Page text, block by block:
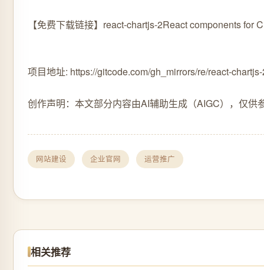
【免费下载链接】react-chartjs-2React components for
项目地址: https://gitcode.com/gh_mirrors/re/react-
创作声明：本文部分内容由AI辅助生成（AIGC），仅供
网站建设 企业官网 运营推广
相关推荐